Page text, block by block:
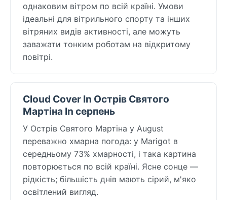
однаковим вітром по всій країні. Умови
ідеальні для вітрильного спорту та інших
вітряних видів активності, але можуть
заважати тонким роботам на відкритому
повітрі.
Cloud Cover In Острів Святого
Мартіна In серпень
У Острів Святого Мартіна у August
переважно хмарна погода: у Marigot в
середньому 73% хмарності, і така картина
повторюється по всій країні. Ясне сонце —
рідкість; більшість днів мають сірий, м'яко
освітлений вигляд.